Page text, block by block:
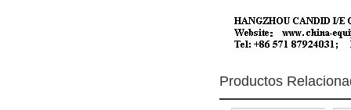
Productos